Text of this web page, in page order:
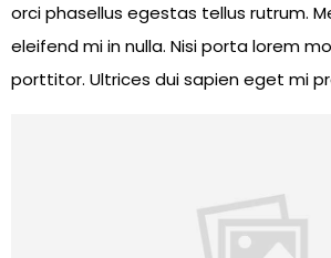
orci phasellus egestas tellus rutrum.
eleifend mi in nulla. Nisi porta lorem
porttitor. Ultrices dui sapien eget mi